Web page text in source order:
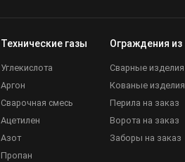
Технические газы
Углекислота
Аргон
Сварочная смесь
Ацетилен
Азот
Пропан
Ограждения
Сварные изделия
Кованые изделия
Перила на заказ
Ворота на заказ
Заборы на заказ